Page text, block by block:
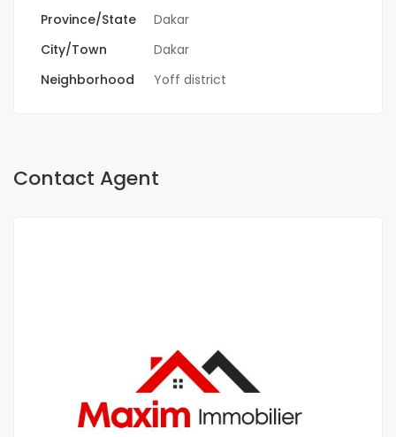
Province/State
Dakar
City/Town
Dakar
Neighborhood
Yoff district
Contact Agent